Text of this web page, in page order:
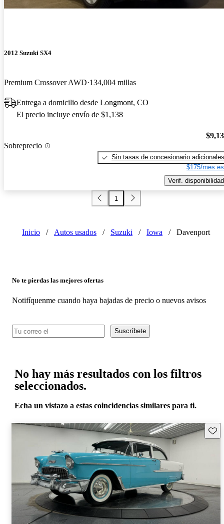
2012 Suzuki SX4
Premium Crossover AWD 134,004 millas
Entrega a domicilio desde Longmont, CO
El precio incluye envío de $1,138
Sobreprecio
Sin tasas de concesionario adicionales
$175/mes
Verif. disponibilidad
1
Inicio / Autos usados / Suzuki / Iowa / Davenport
No te pierdas las mejores ofertas
Notifíquenme cuando haya bajadas de precio o nuevos avisos
Suscríbete
No hay más resultados con los filtros
seleccionados.
Echa un vistazo a estas coincidencias similares para ti.